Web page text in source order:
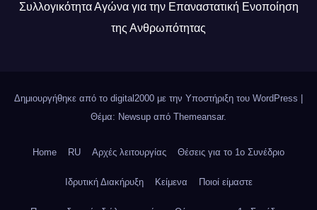
Συλλογικότητα Αγώνα για την Επαναστατική Ενοποίηση
της Ανθρωπότητας
Δημιουργήθηκε από το digital2000 με την Υποστήριξη του WordPress
Θέμα: Newsup από Themeansar.
Home RU Αρχές λειτουργίας Θέσεις για το 1o Συνέδριο
Ιδρυτική Διακήρυξη Κείμενα Ποιοί είμαστε